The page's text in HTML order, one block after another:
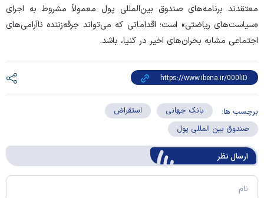
معتقدند برنامه‌های صندوق بین‌المللی پول معمولاً مشروط به اجرای
«سیاست‌های ریاضتی» است؛ اقداماتی که می‌تواند جرقه‌زننده ناآرامی‌های
اجتماعی مشابه بحران‌های اخیر در کنیا، باشد.
برچسب ها: بانک جهانی
استقراض
صندوق بین المللی پول
ارسال‌ نظر